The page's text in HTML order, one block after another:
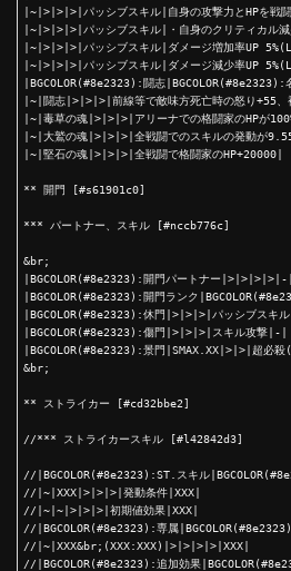
|~|>|>|>|パッシブスキル|自身の攻撃力とHPを戦
|~|>|>|>|パッシブスキル|・自身のクリティカル減
|~|>|>|>|パッシブスキル|ダメージ増加率UP
|~|>|>|>|パッシブスキル|ダメージ減少率UP
|BGCOLOR(#8e2323):闘志
|~|闘志|>|>|>|前線等で敵味方死亡時の怒り+55、
|~|毒草の魂|>|>|>|アリーナでの格闘家のHPが
|~|大鷲の魂|>|>|>|全戦闘でのスキルの発動が
|~|堅石の魂|>|>|>|全戦闘で格闘家のHP+20000|
** 開門 [#s61901c0]
*** パートナー、スキル [#nccb776c]
&br;
|BGCOLOR(#8e2323):開門パートナー|>|>|>|>|-|
|BGCOLOR(#8e2323):開門ランク
|BGCOLOR(#8e2323):休門|>|>|>|パッシブスキ
|BGCOLOR(#8e2323):傷門|>|>|>|スキル攻撃|-|
|BGCOLOR(#8e2323):景門|SMAX.XX|>|>|超必
&br;
** ストライカー [#cd32bbe2]
//*** ストライカースキル [#l42842d3]
//|BGCOLOR(#8e2323):ST.スキル
//|~|XXX|>|>|>|発動条件|XXX|
//|~|~|>|>|>|初期値効果|XXX|
//|BGCOLOR(#8e2323):専属
//|~|XXX&br;(XXX:XXX)|>|>|>|>|XXX|
//|BGCOLOR(#8e2323):追加効果